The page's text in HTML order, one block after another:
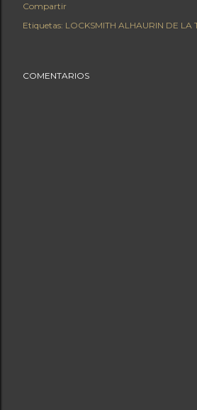
Compartir
Etiquetas: LOCKSMITH ALHAURIN DE LA
COMENTARIOS